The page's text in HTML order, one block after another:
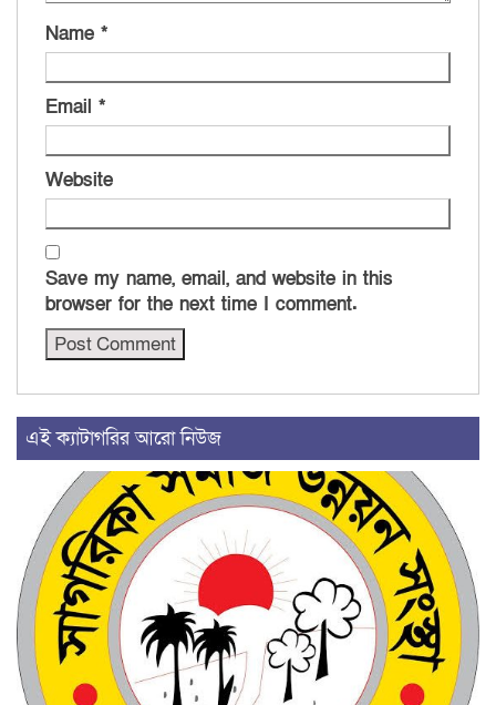
Name *
Email *
Website
Save my name, email, and website in this
browser for the next time I comment.
এই ক্যাটাগরির আরো নিউজ